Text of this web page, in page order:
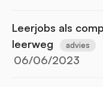
Leerjobs als
leerweg
advies
06/06/2023